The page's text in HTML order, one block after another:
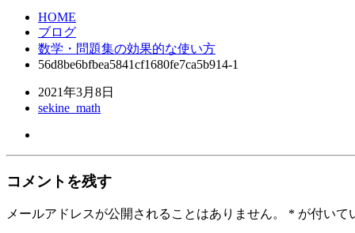
HOME
ブログ
数学・問題集の効果的な使い方
56d8be6bfbea5841cf1680fe7ca5b914-1
2021年3月8日
sekine_math
コメントを残す
メールアドレスが公開されることはありません。 * が付いて